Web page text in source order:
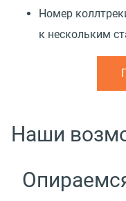
Номер
к нескольким
Наши